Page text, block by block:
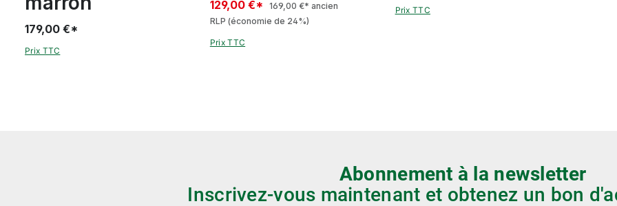
179,00 €*
Prix TTC
129,00 €* 169,00 €* ancien
RLP (économie de 24%)
Prix TTC
Prix TTC
Abonnement à la newsletter
Inscrivez-vous maintenant et obtenez un bon